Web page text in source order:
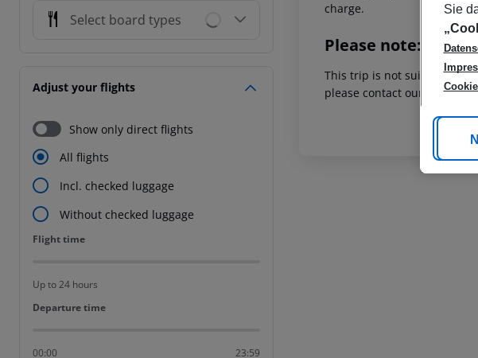
Select board types
Adjust your flights
Show only direct flights
All flights
Incl. checked luggage
Without checked luggage
Flight time
Flight time
Up to 24 hours
Departure time
Departure time
00:00 23:59
charge.
Please note:
This trip is not suitable for
please contact our
Sie